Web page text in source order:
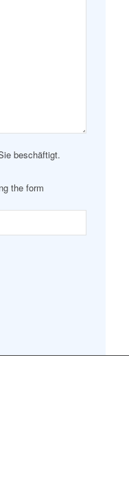
beschäftigt.
the form